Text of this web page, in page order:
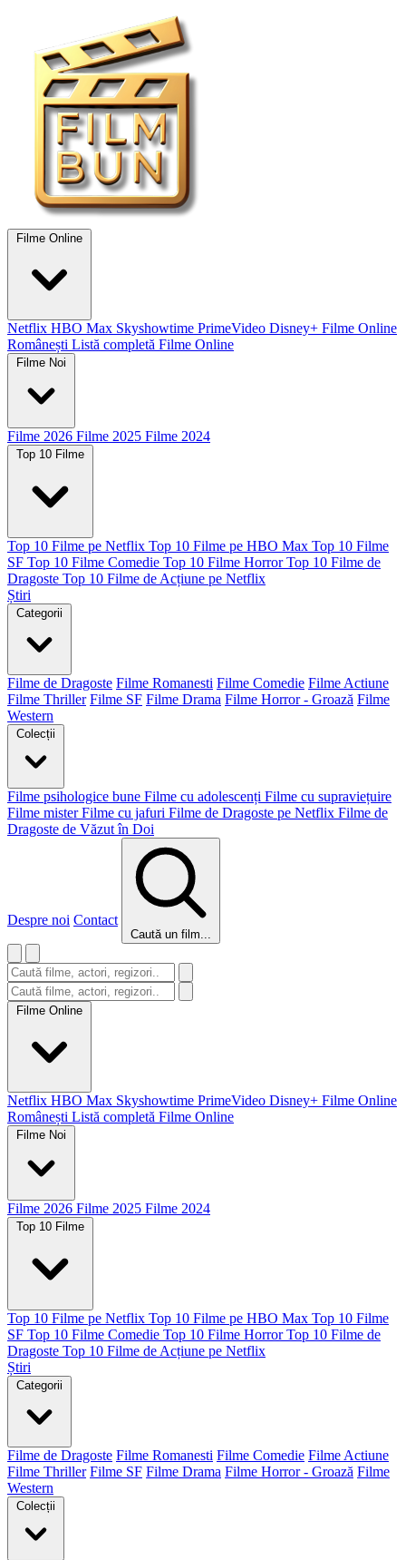
Filme Online
Netflix HBO Max Skyshowtime PrimeVideo Disney+ Filme Online
Românești Listă completă Filme Online
Filme Noi
Filme 2026 Filme 2025 Filme 2024
Top 10 Filme
Top 10 Filme pe Netflix Top 10 Filme pe HBO Max Top 10 Filme
SF Top 10 Filme Comedie Top 10 Filme Horror Top 10 Filme de
Dragoste Top 10 Filme de Acțiune pe Netflix
Știri
Categorii
Filme de Dragoste Filme Romanesti Filme Comedie Filme Actiune
Filme Thriller Filme SF Filme Drama Filme Horror - Groază Filme
Western
Colecții
Filme psihologice bune Filme cu adolescenți Filme cu supraviețuire
Filme mister Filme cu jafuri Filme de Dragoste pe Netflix Filme de
Dragoste de Văzut în Doi
Despre noi Contact
Caută un film...
Filme Online
Netflix HBO Max Skyshowtime PrimeVideo Disney+ Filme Online
Românești Listă completă Filme Online
Filme Noi
Filme 2026 Filme 2025 Filme 2024
Top 10 Filme
Top 10 Filme pe Netflix Top 10 Filme pe HBO Max Top 10 Filme
SF Top 10 Filme Comedie Top 10 Filme Horror Top 10 Filme de
Dragoste Top 10 Filme de Acțiune pe Netflix
Știri
Categorii
Filme de Dragoste Filme Romanesti Filme Comedie Filme Actiune
Filme Thriller Filme SF Filme Drama Filme Horror - Groază Filme
Western
Colecții